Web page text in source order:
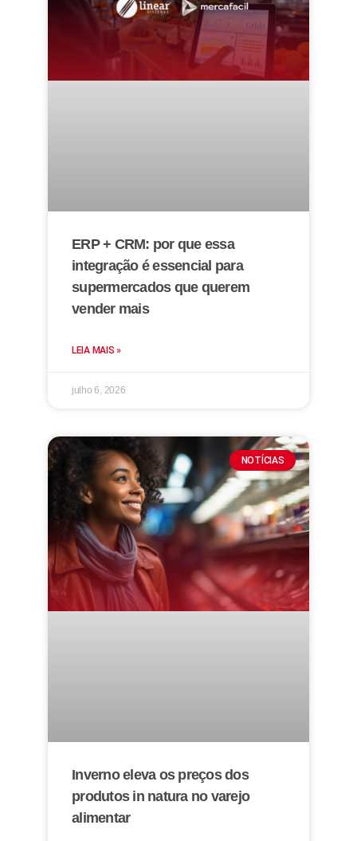
ERP + CRM: por que essa
integração é essencial para
supermercados que querem
vender mais
LEIA MAIS »
julho 6, 2026
NOTÍCIAS
Inverno eleva os preços dos
produtos in natura no varejo
alimentar